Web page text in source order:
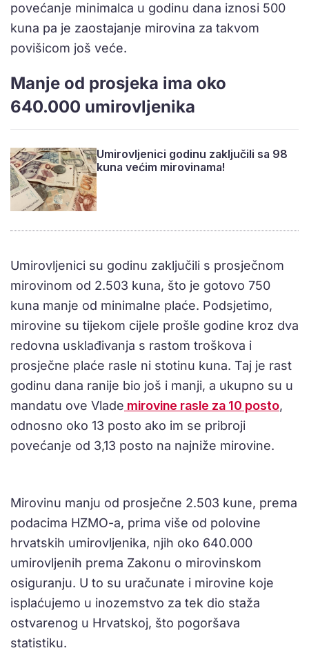
povećanje minimalca u godinu dana iznosi 500
kuna pa je zaostajanje mirovina za takvom
povišicom još veće.
Manje od prosjeka ima oko
640.000 umirovljenika
Umirovljenici godinu zaključili sa 98
kuna većim mirovinama!
Umirovljenici su godinu zaključili s prosječnom
mirovinom od 2.503 kuna, što je gotovo 750
kuna manje od minimalne plaće. Podsjetimo,
mirovine su tijekom cijele prošle godine kroz dva
redovna usklađivanja s rastom troškova i
prosječne plaće rasle ni stotinu kuna. Taj je rast
godinu dana ranije bio još i manji, a ukupno su u
mandatu ove Vlade mirovine rasle za 10 posto,
odnosno oko 13 posto ako im se pribroji
povećanje od 3,13 posto na najniže mirovine.
Mirovinu manju od prosječne 2.503 kune, prema
podacima HZMO-a, prima više od polovine
hrvatskih umirovljenika, njih oko 640.000
umirovljenih prema Zakonu o mirovinskom
osiguranju. U to su uračunate i mirovine koje
isplaćujemo u inozemstvo za tek dio staža
ostvarenog u Hrvatskoj, što pogoršava
statistiku.